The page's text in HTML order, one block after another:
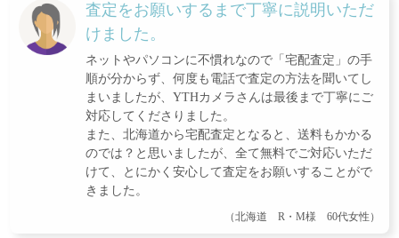
査定をお願いするまで丁寧に説明いただ
けました。
ネットやパソコンに不慣れなので「宅配査定」の手
順が分からず、何度も電話で査定の方法を聞いてし
まいましたが、YTHカメラさんは最後まで丁寧にご
対応してくださりました。
また、北海道から宅配査定となると、送料もかかる
のでは？と思いましたが、全て無料でご対応いただ
けて、とにかく安心して査定をお願いすることがで
きました。
（北海道 R・M様 60代女性）